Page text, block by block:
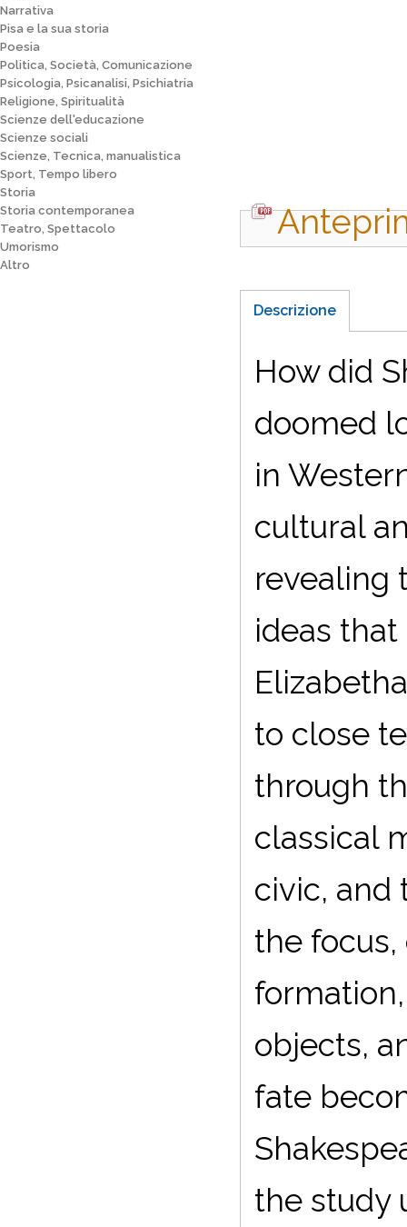
Narrativa
Pisa e la sua storia
Poesia
Politica, Società, Comunicazione
Psicologia, Psicanalisi, Psichiatria
Religione, Spiritualità
Scienze dell'educazione
Scienze sociali
Scienze, Tecnica, manualistica
Sport, Tempo libero
Storia
Storia contemporanea
Teatro, Spettacolo
Umorismo
Altro
Descrizione
How did
doomed
in
cultural
revealing
ideas
to close
through
classical
civic, and
the
objects,
fate
the study